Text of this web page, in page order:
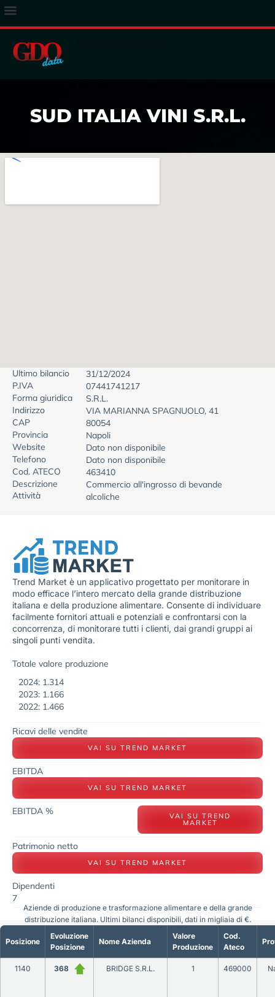
SUD ITALIA VINI S.R.L.
Ultimo bilancio
31/12/2024
P.IVA
07441741217
Forma giuridica
S.R.L.
Indirizzo
VIA MARIANNA SPAGNUOLO, 41
CAP
80054
Provincia
Napoli
Website
Dato non disponibile
Telefono
Dato non disponibile
Cod. ATECO
463410
Descrizione
Attività
Commercio all'ingrosso di bevande
alcoliche
Trend Market è un applicativo progettato per monitorare in
modo efficace l’intero mercato della grande distribuzione
italiana e della produzione alimentare. Consente di individuare
facilmente fornitori attuali e potenziali e confrontarsi con la
concorrenza, di monitorare tutti i clienti, dai grandi gruppi ai
singoli punti vendita.
Totale valore produzione
2024: 1.314
2023: 1.166
2022: 1.466
Ricavi delle vendite
VAI SU TREND MARKET
EBITDA
VAI SU TREND MARKET
EBITDA % VAI SU TREND
MARKET
Patrimonio netto
VAI SU TREND MARKET
Dipendenti
7
Posizione
Evoluzione
Posizione
Nome Azienda
Valore
Produzione
Cod.
Ateco
1140 368 BRIDGE S.R.L. 1 469000
Aziende di produzione e trasformazione alimentare e della grande
distribuzione italiana. Ultimi bilanci disponibili, dati in migliaia di €.